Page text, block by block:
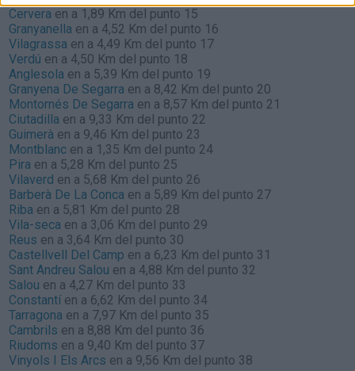
Cervera en a 1,89 Km del punto 15
Granyanella en a 4,52 Km del punto 16
Vilagrassa en a 4,49 Km del punto 17
Verdú en a 4,50 Km del punto 18
Anglesola en a 5,39 Km del punto 19
Granyena De Segarra en a 8,42 Km del punto 20
Montornés De Segarra en a 8,57 Km del punto 21
Ciutadilla en a 9,33 Km del punto 22
Guimerà en a 9,46 Km del punto 23
Montblanc en a 1,35 Km del punto 24
Pira en a 5,28 Km del punto 25
Vilaverd en a 5,68 Km del punto 26
Barberà De La Conca en a 5,89 Km del punto 27
Riba en a 5,81 Km del punto 28
Vila-seca en a 3,06 Km del punto 29
Reus en a 3,64 Km del punto 30
Castellvell Del Camp en a 6,23 Km del punto 31
Sant Andreu Salou en a 4,88 Km del punto 32
Salou en a 4,27 Km del punto 33
Constantí en a 6,62 Km del punto 34
Tarragona en a 7,97 Km del punto 35
Cambrils en a 8,88 Km del punto 36
Riudoms en a 9,40 Km del punto 37
Vinyols I Els Arcs en a 9,56 Km del punto 38